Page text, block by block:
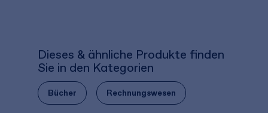
Dieses & ähnliche Produkte finden
Sie in den Kategorien
Bücher Rechnungswesen